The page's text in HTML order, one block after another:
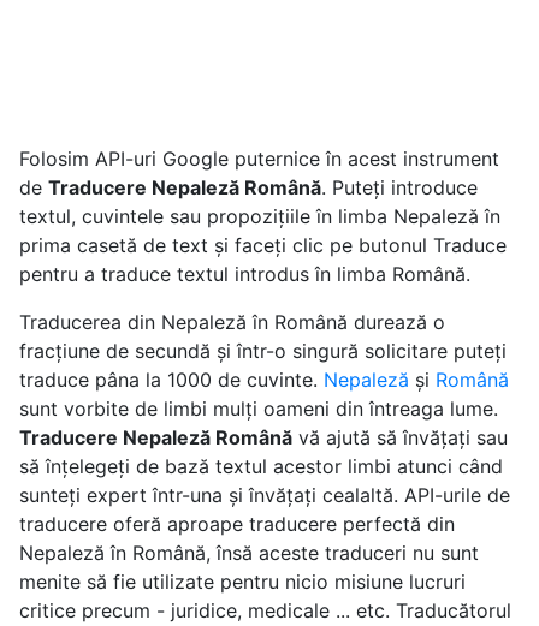
Folosim API-uri Google puternice în acest instrument
de Traducere Nepaleză Română. Puteți introduce
textul, cuvintele sau propozițiile în limba Nepaleză în
prima casetă de text și faceți clic pe butonul Traduce
pentru a traduce textul introdus în limba Română.
Traducerea din Nepaleză în Română durează o
fracțiune de secundă și într-o singură solicitare puteți
traduce pâna la 1000 de cuvinte. Nepaleză și Română
sunt vorbite de limbi mulți oameni din întreaga lume.
Traducere Nepaleză Românăvă ajută să învățați sau
să înțelegeți de bază textul acestor limbi atunci când
sunteți expert într-una și învățați cealaltă. API-urile de
traducere oferă aproape traducere perfectă din
Nepaleză în Română, însă aceste traduceri nu sunt
menite să fie utilizate pentru nicio misiune lucruri
critice precum - juridice, medicale ... etc. Traducătorul